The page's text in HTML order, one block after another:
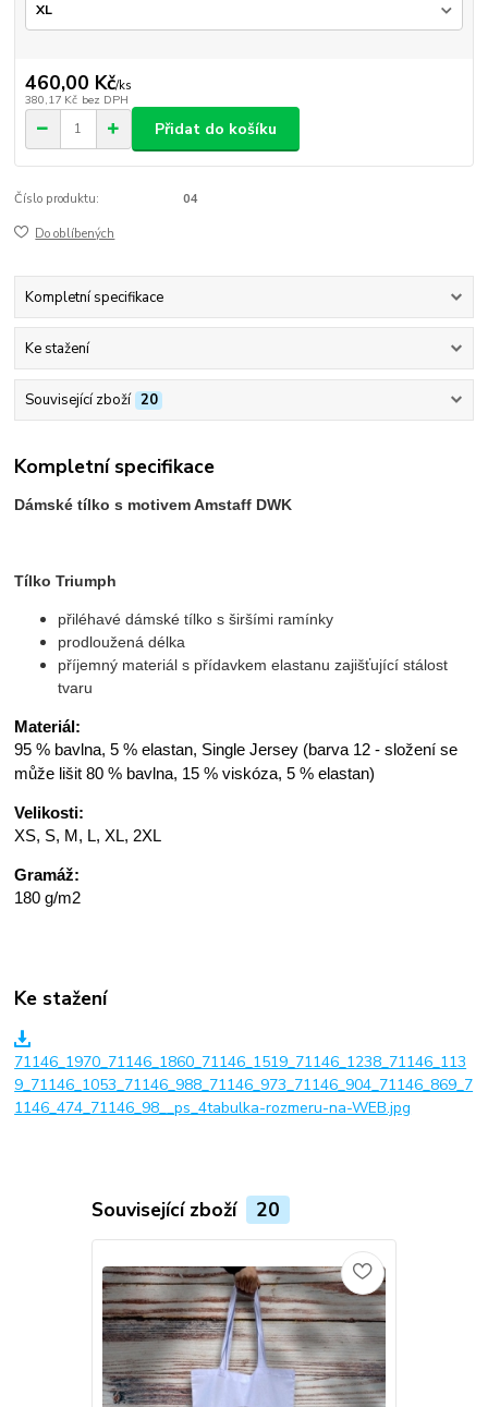
460,00 Kč/ks
380,17 Kč bez DPH
Přidat do košíku
Číslo produktu: 04
Do oblíbených
Kompletní specifikace
Ke stažení
Související zboží 20
Kompletní specifikace
Dámské tílko s motivem Amstaff DWK
Tílko Triumph
přiléhavé dámské tílko s širšími ramínky
prodloužená délka
příjemný materiál s přídavkem elastanu zajišťující stálost
tvaru
Materiál:
95 % bavlna, 5 % elastan, Single Jersey (barva 12 - složení se
může lišit 80 % bavlna, 15 % viskóza, 5 % elastan)
Velikosti:
XS, S, M, L, XL, 2XL
Gramáž:
180 g/m2
Ke stažení
71146_1970_71146_1860_71146_1519_71146_1238_71146_113
9_71146_1053_71146_988_71146_973_71146_904_71146_869_7
1146_474_71146_98__ps_4tabulka-rozmeru-na-WEB.jpg
Související zboží 20